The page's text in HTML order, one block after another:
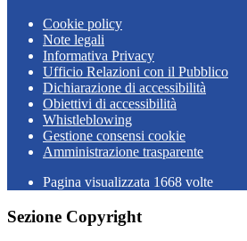
Cookie policy
Note legali
Informativa Privacy
Ufficio Relazioni con il Pubblico
Dichiarazione di accessibilità
Obiettivi di accessibilità
Whistleblowing
Gestione consensi cookie
Amministrazione trasparente
Pagina visualizzata 1668 volte
Sezione Copyright